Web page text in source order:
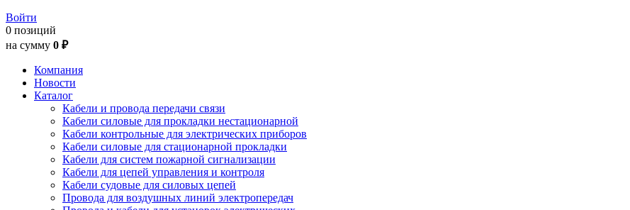
Войти
0 позиций
на сумму 0 ₽
Компания
Новости
Каталог
Кабели и провода передачи связи
Кабели силовые для прокладки нестационарной
Кабели контрольные для электрических приборов
Кабели силовые для стационарной прокладки
Кабели для систем пожарной сигнализации
Кабели для цепей управления и контроля
Кабели судовые для силовых цепей
Провода для воздушных линий электропередач